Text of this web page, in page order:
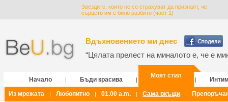
Звездите, които не се страхуват да признаят, че
сърцето им е било разбито (част 1)
Вдъхновението ми днес
“Цялата прелест на миналото е, че е
Начало | Бъди красива |
Моят стил
|
Из мрежата
| Любопитно | 01.00 a.m. | Сама вкъщи |